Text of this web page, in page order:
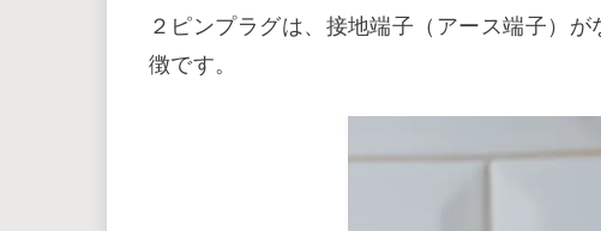
そこで今回は、電源タップの種類と選び方
電源タップの種類 ２ピンプラ